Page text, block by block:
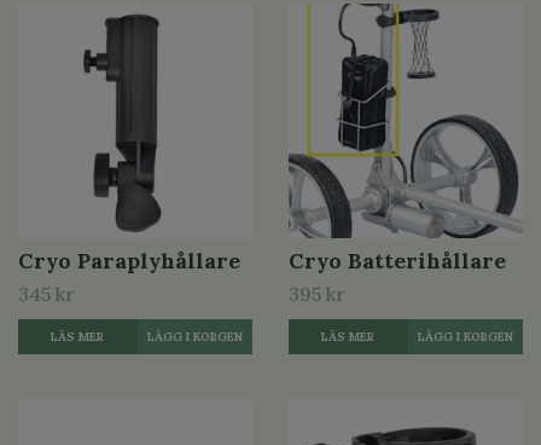
Cryo Paraplyhållare
345 kr
LÄS MER
Cryo Batterihållare
395 kr
LÄS MER